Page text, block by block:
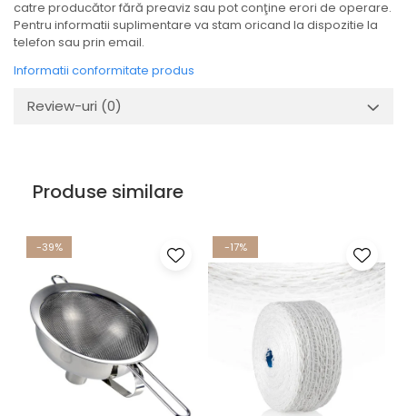
catre producător fără preaviz sau pot conţine erori de operare.
Pentru informatii suplimentare va stam oricand la dispozitie la
telefon sau prin email.
Informatii conformitate produs
Review-uri (0)
Produse similare
-39% -17%